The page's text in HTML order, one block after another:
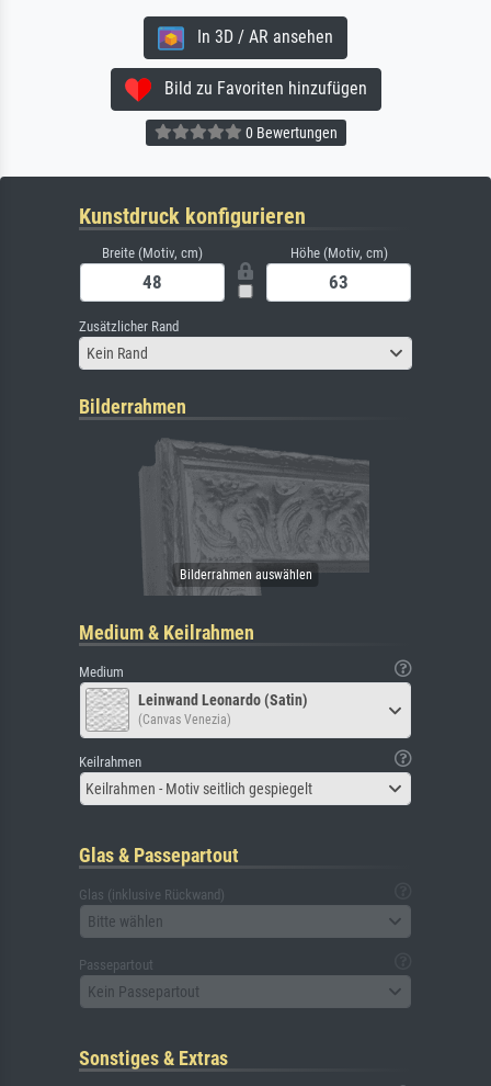
In 3D / AR ansehen
Bild zu Favoriten hinzufügen
0 Bewertungen
Kunstdruck konfigurieren
Breite (Motiv, cm) Höhe (Motiv, cm)
Zusätzlicher Rand
Kein Rand
Bilderrahmen
Medium & Keilrahmen
Medium
Leinwand Leonardo (Satin)
(Canvas Venezia)
Keilrahmen
Keilrahmen - Motiv seitlich gespiegelt
Glas & Passepartout
Glas (inklusive Rückwand)
Bitte wählen
Passepartout
Kein Passepartout
Sonstiges & Extras